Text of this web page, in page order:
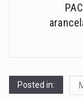
Posted in: